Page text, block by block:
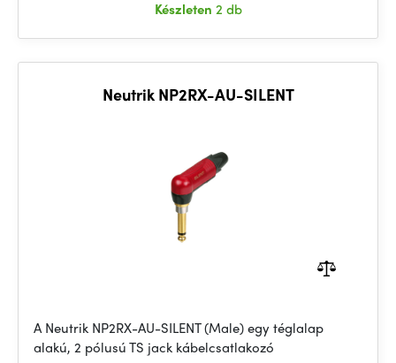
Készleten 2 db
Neutrik NP2RX-AU-SILENT
A Neutrik NP2RX-AU-SILENT (Male) egy téglalap
alakú, 2 pólusú TS jack kábelcsatlakozó